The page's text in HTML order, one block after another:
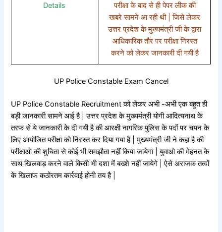
Details
परीक्षा के बाद से ही पेपर लीक की
खबरे सामने आ रही थी | जिसे लेकर
उत्तर प्रदेश के मुख्यमंत्री जी के द्वारा
आधिकारिक तौर पर परीक्षा निरस्त
करने को लेकर जानकारी दी गयी है
UP Police Constable Exam Cancel
UP Police Constable Recruitment को लेकर अभी -अभी एक बहुत ही
बड़ी जानकारी सामने आई है | उत्तर प्रदेश के मुख्यमंत्री योगी आदित्यनाथ के
तरफ से ये जानकारी के दी गयी है की आरक्षी नागरिक पुलिस के पदों पर चयन के
लिए आयोजित परीक्षा को निरस्त कर दिया गया है | मुख्यमंत्री जी ने कहा है की
परीक्षाओ की शुचिता से कोई भी समझौता नहीं किया जायेगा | युवाओ की मेहनत के
साथ खिलवाड़ करने वाले किसी भी दशा में बख्शे नहीं जायेगे | ऐसे अराजक तत्वों
के खिलाफ कठोरतम कार्रवाई होनी तय है |